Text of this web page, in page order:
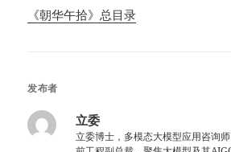
《朝华午拾》总目录
发布者
立委
立委博士，多模态大模型应用咨询